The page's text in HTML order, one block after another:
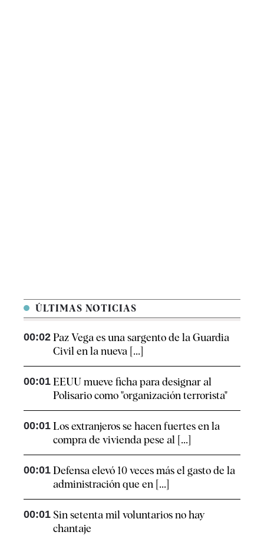
ÚLTIMAS NOTICIAS
00:02 Paz Vega es una sargento de la Guardia
Civil en la nueva [...]
00:01 EEUU mueve ficha para designar al
Polisario como "organización terrorista"
00:01 Los extranjeros se hacen fuertes en la
compra de vivienda pese al [...]
00:01 Defensa elevó 10 veces más el gasto de la
administración que en [...]
00:01 Sin setenta mil voluntarios no hay
chantaje